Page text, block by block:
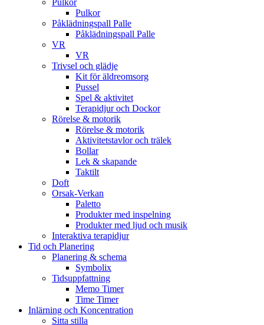
Pulkor
Påklädningspall Palle
Påklädningspall Palle
VR
VR
Trivsel och glädje
Kit för äldreomsorg
Pussel
Spel & aktivitet
Terapidjur och Dockor
Rörelse & motorik
Rörelse & motorik
Aktivitetstavlor och trälek
Bollar
Lek & skapande
Taktilt
Doft
Orsak-Verkan
Paletto
Produkter med inspelning
Produkter med ljud och musik
Interaktiva terapidjur
Tid och Planering
Planering & schema
Symbolix
Tidsuppfattning
Memo Timer
Time Timer
Inlärning och Koncentration
Sitta stilla